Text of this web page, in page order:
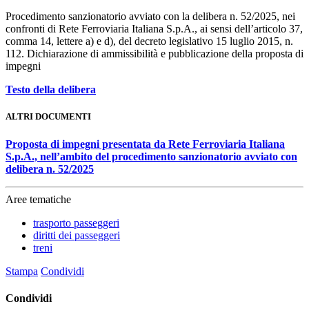
Procedimento sanzionatorio avviato con la delibera n. 52/2025, nei
confronti di Rete Ferroviaria Italiana S.p.A., ai sensi dell’articolo 37,
comma 14, lettere a) e d), del decreto legislativo 15 luglio 2015, n.
112. Dichiarazione di ammissibilità e pubblicazione della proposta di
impegni
Testo della delibera
ALTRI DOCUMENTI
Proposta di impegni presentata da Rete Ferroviaria Italiana
S.p.A., nell’ambito del procedimento sanzionatorio avviato con
delibera n. 52/2025
Aree tematiche
trasporto passeggeri
diritti dei passeggeri
treni
Stampa Condividi
Condividi